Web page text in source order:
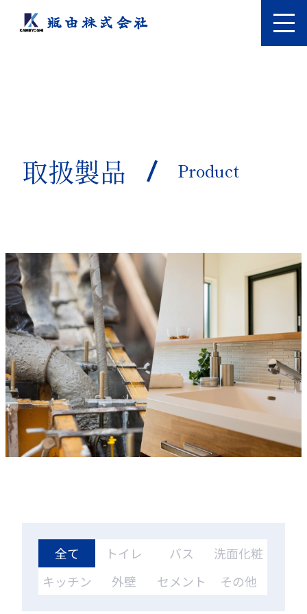
取扱製品 Product
全て トイレ バス
洗面化粧
台
キッチン 外壁 セメント その他